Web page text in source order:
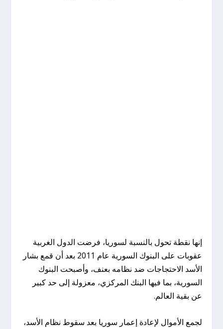
إنها نقطة تحول بالنسبة لسوريا، فرضت الدول الغربية
عقوبات على البنوك السورية عام 2011 بعد أن قمع بشار
الأسد الاحتجاجات ضد نظامه بعنف، وأصبحت البنوك
السورية، بما فيها البنك المركزي، معزولة إلى حد كبير
عن بقية العالم.
لجمع الأموال لإعادة إعمار سوريا بعد سقوط نظام الأسد،